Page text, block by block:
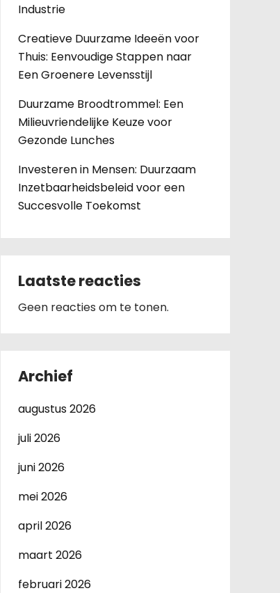
Industrie
Creatieve Duurzame Ideeën voor
Thuis: Eenvoudige Stappen naar
Een Groenere Levensstijl
Duurzame Broodtrommel: Een
Milieuvriendelijke Keuze voor
Gezonde Lunches
Investeren in Mensen: Duurzaam
Inzetbaarheidsbeleid voor een
Succesvolle Toekomst
Laatste reacties
Geen reacties om te tonen.
Archief
augustus 2026
juli 2026
juni 2026
mei 2026
april 2026
maart 2026
februari 2026